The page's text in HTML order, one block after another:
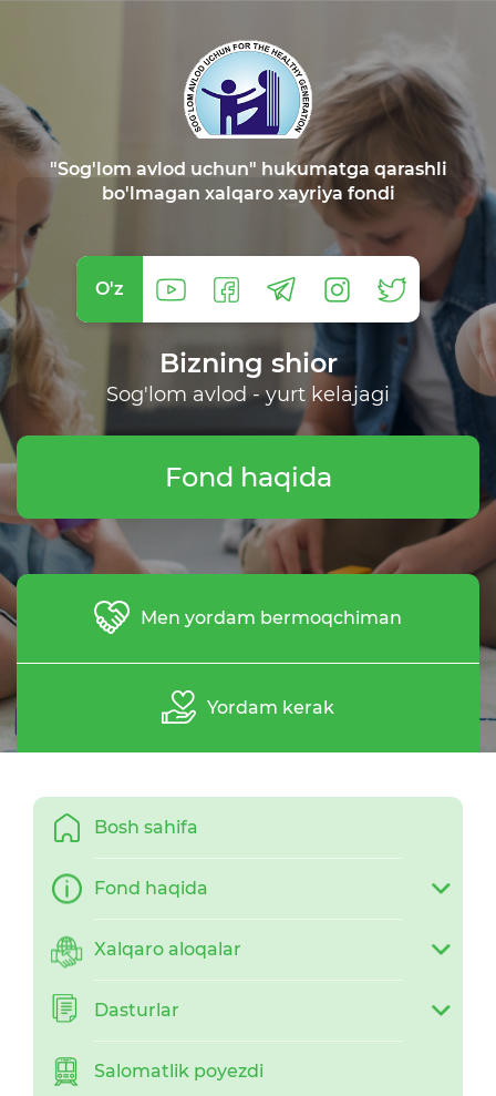
"Sog'lom avlod uchun" hukumatga qarashli
bo'lmagan xalqaro xayriya fondi
O'z
Bizning shior
Sog'lom avlod - yurt kelajagi
Fond haqida
Men yordam bermoqchiman
Yordam kerak
Bosh sahifa
Fond haqida
Xalqaro aloqalar
Dasturlar
Salomatlik poyezdi